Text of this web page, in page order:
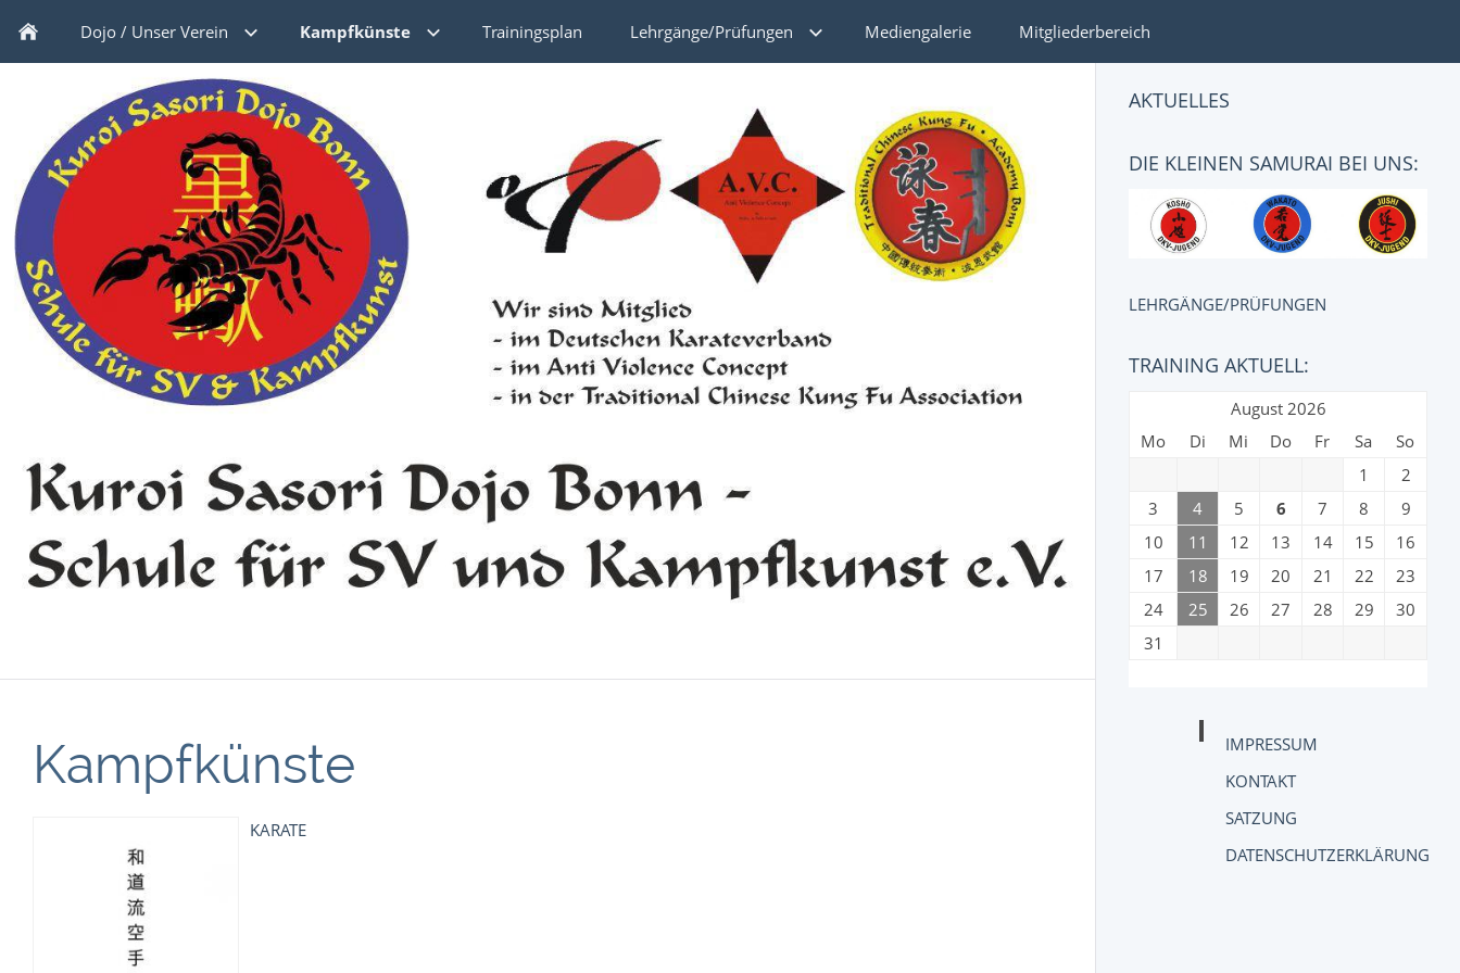
Dojo / Unser Verein Kampfkünste Trainingsplan Lehrgänge/Prüfungen Mediengalerie Mitgliederbereich
Kampfkünste
KARATE
AKTUELLES
DIE KLEINEN SAMURAI BEI UNS:
LEHRGÄNGE/PRÜFUNGEN
TRAINING AKTUELL:
August 2026
Mo
Di Mi Do Fr Sa
So
1
2
3
4 5 6 7 8
9
10
11 12 13 14 15
16
17
18 19 20 21 22
23
24
25 26 27 28 29
30
31
IMPRESSUM
KONTAKT
SATZUNG
DATENSCHUTZERKLÄRUNG